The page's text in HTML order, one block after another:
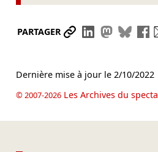
PARTAGER Partager le lien
Partager
Dernière mise à jour le 2/10/2022
© 2007-2026Les Archives du